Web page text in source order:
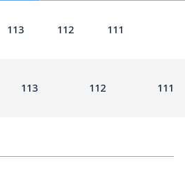
113 112 111
113 112 111